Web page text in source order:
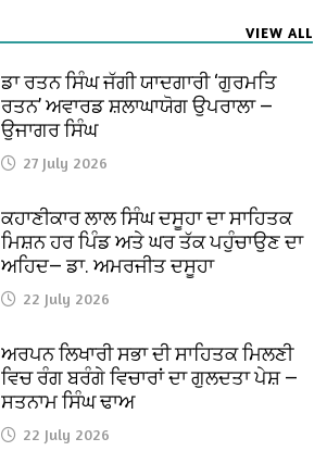
VIEW ALL
ਡਾ ਰਤਨ ਸਿੰਘ ਜੱਗੀ ਯਾਦਗਾਰੀ ‘ਗੁਰਮਤਿ
ਰਤਨ’ ਅਵਾਰਡ ਸ਼ਲਾਘਾਯੋਗ ਉਪਰਾਲਾ —
ਉਜਾਗਰ ਸਿੰਘ
27 July 2026
ਕਹਾਣੀਕਾਰ ਲਾਲ ਸਿੰਘ ਦਸੂਹਾ ਦਾ ਸਾਹਿਤਕ
ਮਿਸ਼ਨ ਹਰ ਪਿੰਡ ਅਤੇ ਘਰ ਤੱਕ ਪਹੁੰਚਾਉਣ ਦਾ
ਅਹਿਦ— ਡਾ. ਅਮਰਜੀਤ ਦਸੂਹਾ
22 July 2026
ਅਰਪਨ ਲਿਖਾਰੀ ਸਭਾ ਦੀ ਸਾਹਿਤਕ ਮਿਲਣੀ
ਵਿਚ ਰੰਗ ਬਰੰਗੇ ਵਿਚਾਰਾਂ ਦਾ ਗੁਲਦਤਾ ਪੇਸ਼ —
ਸਤਨਾਮ ਸਿੰਘ ਢਾਅ
22 July 2026